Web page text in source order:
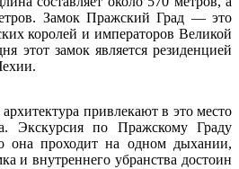
Замок Пражский Град — это
королей и императоров Великой
этот замок является резиденцией
привлекают в это место
Экскурсия по Пражскому Граду
она проходит на одном дыхании,
и внутреннего убранства достоин